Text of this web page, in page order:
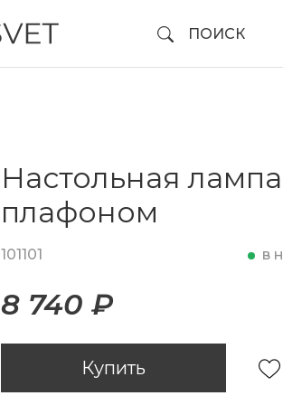
ПОИСК
Настольная
плафоном
101101 в
8 740 ₽
Купить